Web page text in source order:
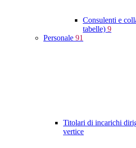
Consulenti e
tabelle) 9
Personale 91
Titolari di incarichi
vertice